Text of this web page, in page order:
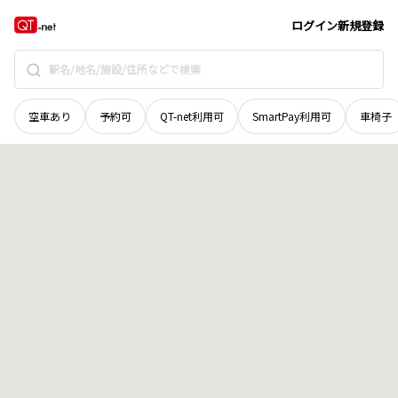
ログイン新規登録
空車あり 予約可 QT-net利用可 SmartPay利用可 車椅子
島根県